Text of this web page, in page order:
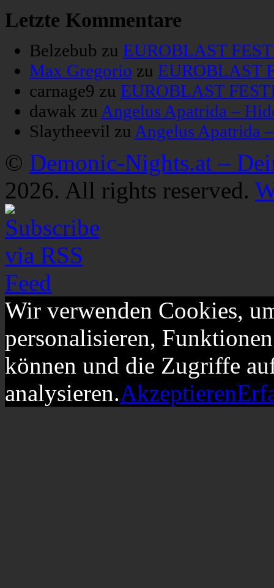
Letzte Kommentare
Belzebub zu EUROBLAST
Max Gregorio zu EUROBLAST
carnage9 zu EUROBLAST
dawak zu Angelus Apatrida –
Slaytheevil zu Angelus Apatrida
© Demonic-Nights.at –
2026. All rights reserved.
Wir verwenden Cookies,
personalisieren,
können und die Zugriffe
analysieren.Akzeptieren